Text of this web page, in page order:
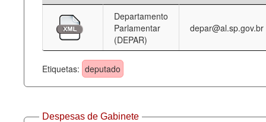
Deputados Estaduais
Administração
Legislação
Agenda
Perguntas frequentes
Departamento
Parlamentar
(DEPAR)
depar@al.sp.gov.br
Etiquetas: deputado
Despesas de Gabinete